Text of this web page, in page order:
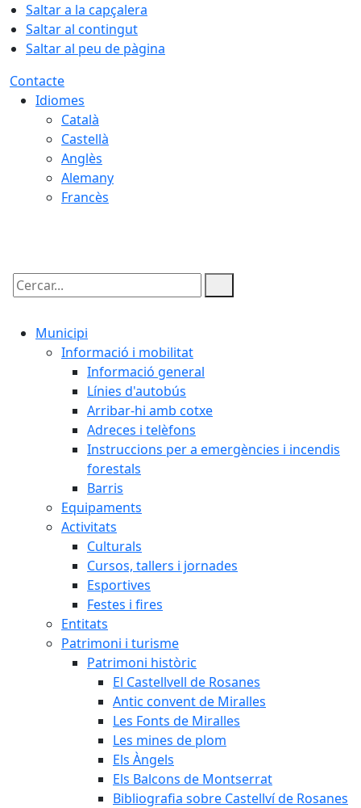
Saltar a la capçalera
Saltar al contingut
Saltar al peu de pàgina
Contacte
Idiomes
Català
Castellà
Anglès
Alemany
Francès
Cercar:
Municipi
Informació i mobilitat
Informació general
Línies d'autobús
Arribar-hi amb cotxe
Adreces i telèfons
Instruccions per a emergències i incendis
forestals
Barris
Equipaments
Activitats
Culturals
Cursos, tallers i jornades
Esportives
Festes i fires
Entitats
Patrimoni i turisme
Patrimoni històric
El Castellvell de Rosanes
Antic convent de Miralles
Les Fonts de Miralles
Les mines de plom
Els Àngels
Els Balcons de Montserrat
Bibliografia sobre Castellví de Rosanes